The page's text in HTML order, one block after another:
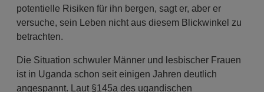
potentielle Risiken für ihn bergen, sagt er, aber er
versuche, sein Leben nicht aus diesem Blickwinkel zu
betrachten.
Die Situation schwuler Männer und lesbischer Frauen
ist in Uganda schon seit einigen Jahren deutlich
angespannt. Laut §145a des ugandischen